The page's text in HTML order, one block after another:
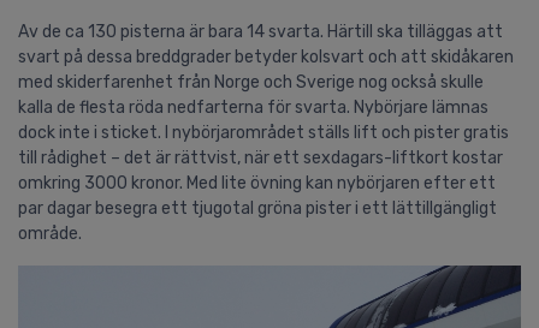
Av de ca 130 pisterna är bara 14 svarta. Härtill ska tilläggas att
svart på dessa breddgrader betyder kolsvart och att skidåkaren
med skiderfarenhet från Norge och Sverige nog också skulle
kalla de flesta röda nedfarterna för svarta. Nybörjare lämnas
dock inte i sticket. I nybörjarområdet ställs lift och pister gratis
till rådighet – det är rättvist, när ett sexdagars-liftkort kostar
omkring 3000 kronor. Med lite övning kan nybörjaren efter ett
par dagar besegra ett tjugotal gröna pister i ett lättillgängligt
område.